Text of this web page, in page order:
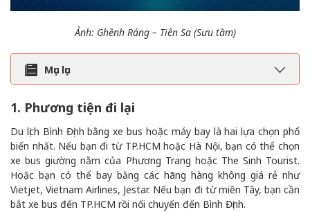
Ảnh: Ghềnh Ráng – Tiên Sa (Sưu tầm)
Mục lục
1. Phương tiện đi lại
Du lịch Bình Định bằng xe bus hoặc máy bay là hai lựa chọn phổ
biến nhất. Nếu bạn đi từ TP.HCM hoặc Hà Nội, bạn có thể chọn
xe bus giường nằm của Phương Trang hoặc The Sinh Tourist.
Hoặc bạn có thể bay bằng các hãng hàng không giá rẻ như
Vietjet, Vietnam Airlines, Jestar. Nếu bạn đi từ miền Tây, bạn cần
bắt xe bus đến TP.HCM rồi nối chuyến đến Bình Định.